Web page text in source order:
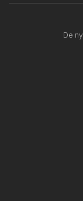
De